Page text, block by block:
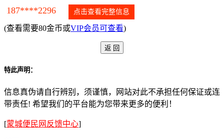
187****2296 点击查看完整信息
(查看需要80金币或VIP会员可查看)
特此声明：
信息真伪请自行辨别，须谨慎，网站对此不承担任何保证或连
带责任! 希望我们的平台能为您带来更多的便利！
[蒙城便民网反馈中心]